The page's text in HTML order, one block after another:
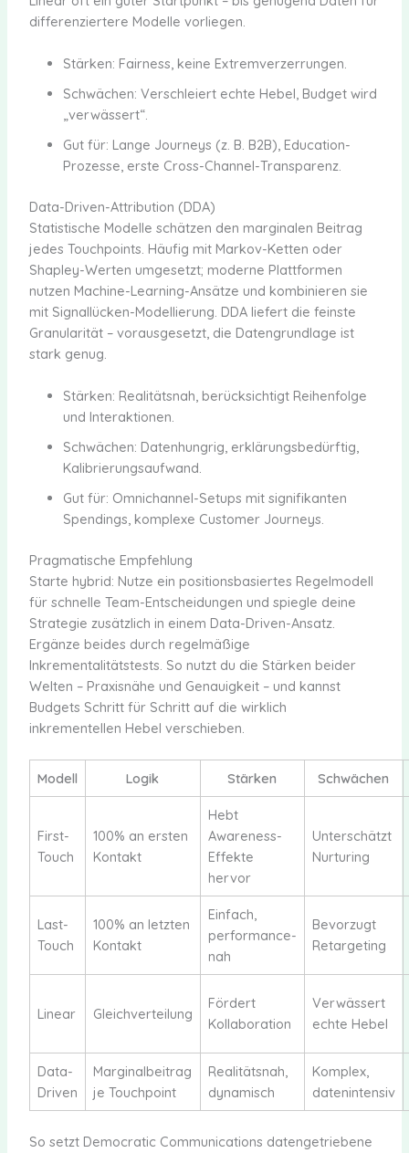
differenziertere Modelle vorliegen.
Stärken: Fairness, keine Extremverzerrungen.
Schwächen: Verschleiert echte Hebel, Budget wird
„verwässert“.
Gut für: Lange Journeys (z. B. B2B), Education-
Prozesse, erste Cross-Channel-Transparenz.
Data-Driven-Attribution (DDA)
Statistische Modelle schätzen den marginalen Beitrag
jedes Touchpoints. Häufig mit Markov-Ketten oder
Shapley-Werten umgesetzt; moderne Plattformen
nutzen Machine-Learning-Ansätze und kombinieren sie
mit Signallücken-Modellierung. DDA liefert die feinste
Granularität – vorausgesetzt, die Datengrundlage ist
stark genug.
Stärken: Realitätsnah, berücksichtigt Reihenfolge
und Interaktionen.
Schwächen: Datenhungrig, erklärungsbedürftig,
Kalibrierungsaufwand.
Gut für: Omnichannel-Setups mit signifikanten
Spendings, komplexe Customer Journeys.
Pragmatische Empfehlung
Starte hybrid: Nutze ein positionsbasiertes Regelmodell
für schnelle Team-Entscheidungen und spiegle deine
Strategie zusätzlich in einem Data-Driven-Ansatz.
Ergänze beides durch regelmäßige
Inkrementalitätstests. So nutzt du die Stärken beider
Welten – Praxisnähe und Genauigkeit – und kannst
Budgets Schritt für Schritt auf die wirklich
inkrementellen Hebel verschieben.
Modell Logik Stärken Schwächen
First-
Touch
100% an ersten
Kontakt
Hebt
Awareness-
Effekte
hervor
Unterschätzt
Nurturing
Last-
Touch
100% an letzten
Kontakt
Einfach,
performance-
nah
Bevorzugt
Retargeting
Linear Gleichverteilung
Fördert
Kollaboration
Verwässert
echte Hebel
Data-
Driven
Marginalbeitrag
je Touchpoint
Realitätsnah,
dynamisch
Komplex,
datenintensiv
So setzt Democratic Communications datengetriebene